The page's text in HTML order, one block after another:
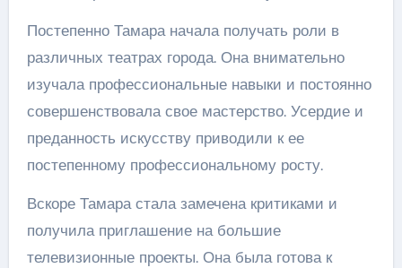
Постепенно Тамара начала получать роли в
различных театрах города. Она внимательно
изучала профессиональные навыки и постоянно
совершенствовала свое мастерство. Усердие и
преданность искусству приводили к ее
постепенному профессиональному росту.
Вскоре Тамара стала замечена критиками и
получила приглашение на большие
телевизионные проекты. Она была готова к